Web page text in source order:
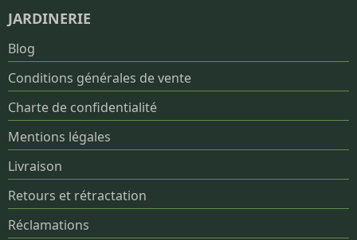
JARDINERIE
Blog
Conditions générales de vente
Charte de confidentialité
Mentions légales
Livraison
Retours et rétractation
Réclamations